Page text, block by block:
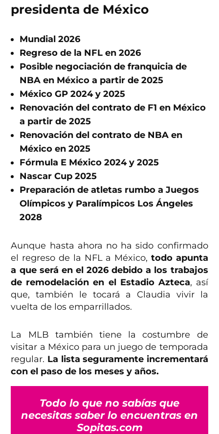
presidenta de México
Mundial 2026
Regreso de la NFL en 2026
Posible negociación de franquicia de
NBA en México a partir de 2025
México GP 2024 y 2025
Renovación del contrato de F1 en México
a partir de 2025
Renovación del contrato de NBA en
México en 2025
Fórmula E México 2024 y 2025
Nascar Cup 2025
Preparación de atletas rumbo a Juegos
Olímpicos y Paralímpicos Los Ángeles
2028
Aunque hasta ahora no ha sido confirmado
el regreso de la NFL a México, todo apunta
a que será en el 2026 debido a los trabajos
de remodelación en el Estadio Azteca, así
que, también le tocará a Claudia vivir la
vuelta de los emparrillados.
La MLB también tiene la costumbre de
visitar a México para un juego de temporada
regular. La lista seguramente incrementará
con el paso de los meses y años.
Todo lo que no sabías que
necesitas saber lo encuentras en
Sopitas.com